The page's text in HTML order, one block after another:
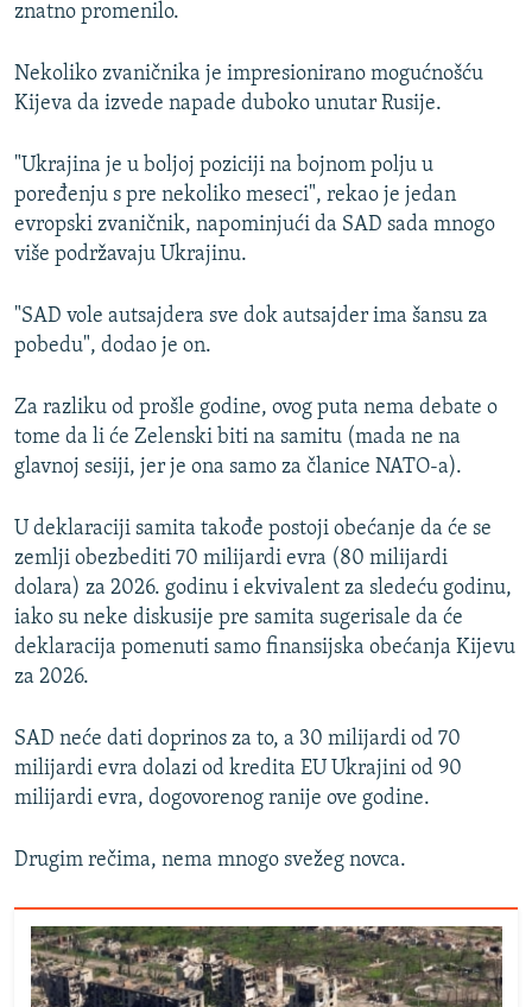
znatno promenilo.
Nekoliko zvaničnika je impresionirano mogućnošću
Kijeva da izvede napade duboko unutar Rusije.
"Ukrajina je u boljoj poziciji na bojnom polju u
poređenju s pre nekoliko meseci", rekao je jedan
evropski zvaničnik, napominjući da SAD sada mnogo
više podržavaju Ukrajinu.
"SAD vole autsajdera sve dok autsajder ima šansu za
pobedu", dodao je on.
Za razliku od prošle godine, ovog puta nema debate o
tome da li će Zelenski biti na samitu (mada ne na
glavnoj sesiji, jer je ona samo za članice NATO-a).
U deklaraciji samita takođe postoji obećanje da će se
zemlji obezbediti 70 milijardi evra (80 milijardi
dolara) za 2026. godinu i ekvivalent za sledeću godinu,
iako su neke diskusije pre samita sugerisale da će
deklaracija pomenuti samo finansijska obećanja Kijevu
za 2026.
SAD neće dati doprinos za to, a 30 milijardi od 70
milijardi evra dolazi od kredita EU Ukrajini od 90
milijardi evra, dogovorenog ranije ove godine.
Drugim rečima, nema mnogo svežeg novca.